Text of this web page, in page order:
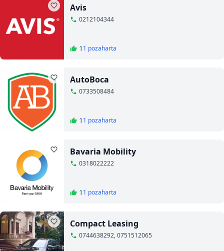
Avis
0212104344
1 1 pozaharta
AutoBoca
0733508484
1 1 pozaharta
Bavaria Mobility
0318022222
1 1 pozaharta
Compact Leasing
0744638292, 0751512065